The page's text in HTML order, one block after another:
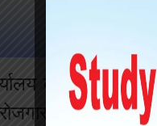
कुनकुन हुन् भनेर
विभाग, गृह